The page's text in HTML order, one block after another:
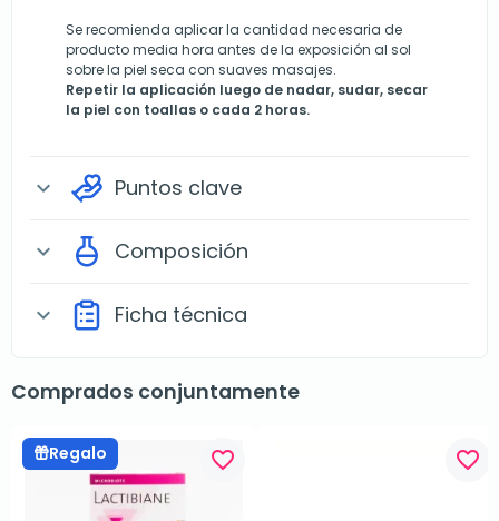
Se recomienda aplicar la cantidad necesaria de
producto media hora antes de la exposición al sol
sobre la piel seca con suaves masajes.
Repetir la aplicación luego de nadar, sudar, secar
la piel con toallas o cada 2 horas.
expand_more Puntos clave
expand_more Composición
expand_more Ficha técnica
Comprados conjuntamente
Regalo favorite_border favorite_border